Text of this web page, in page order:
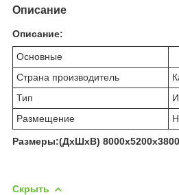
Описание
Описание:
Основные
Страна производитель
Тип
Размещение
Размеры:(ДхШхВ)
Скрыть